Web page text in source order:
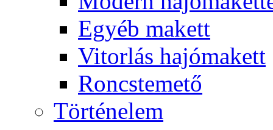
Egyéb makett
Vitorlás hajómakett
Roncstemető
Történelem